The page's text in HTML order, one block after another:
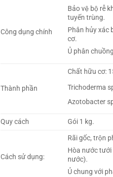
Công dụng chính
Bảo vệ bộ rễ
tuyến trùng.
Phân hủy xác
cơ.
Ủ phân
Thành phần
Chất hữu cơ:
Trichoderma
Azotobacter
Quy cách Gói 1 kg.
Cách sử dụng:
Rãi gốc, trộn
Hòa nước tưới
nước).
Ủ chung với